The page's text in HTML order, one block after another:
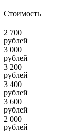
Стоимость
2 700
рублей
3 000
рублей
3 200
рублей
3 400
рублей
3 600
рублей
2 000
рублей